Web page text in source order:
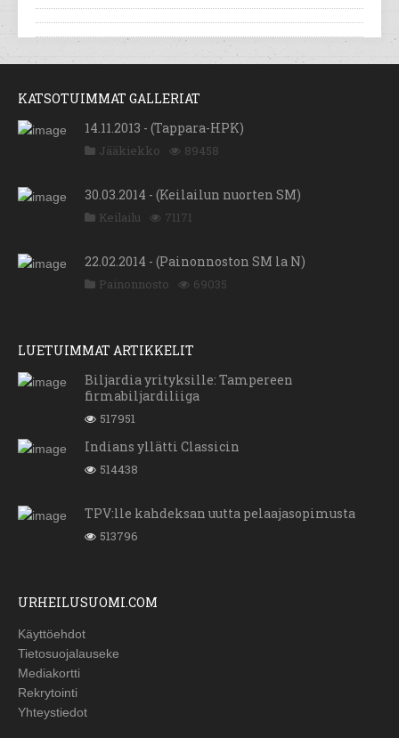
KATSOTUIMMAT GALLERIAT
14.11.2013 - (Tappara-HPK)
Jääkiekko 89458
30.03.2014 - (Keilailun nuorten SM)
Keilailu 71171
22.02.2014 - (Painonnoston SM la N)
Painonnosto 69035
LUETUIMMAT ARTIKKELIT
Biljardia yrityksille: Tampereen
firmabiljardiliiga
517951
Indians yllätti Classicin
514438
TPV:lle kahdeksan uutta pelaajasopimusta
513796
URHEILUSUOMI.COM
Käyttöehdot
Tietosuojalauseke
Mediakortti
Rekrytointi
Yhteystiedot